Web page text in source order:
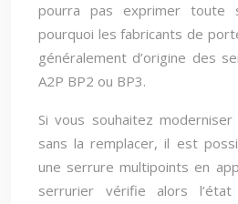
pourra pas exprimer toute
pourquoi les fabricants de
généralement d’origine des
A2P BP2 ou BP3.
Si vous souhaitez
sans la remplacer, il est
une serrure multipoints en
serrurier vérifie alors